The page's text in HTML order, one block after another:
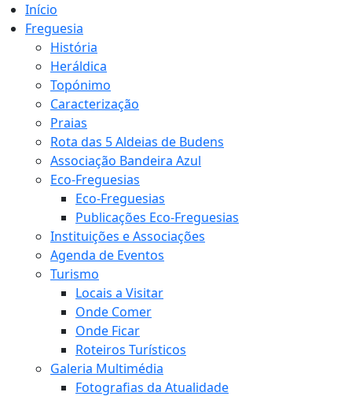
Início
Freguesia
História
Heráldica
Topónimo
Caracterização
Praias
Rota das 5 Aldeias de Budens
Associação Bandeira Azul
Eco-Freguesias
Eco-Freguesias
Publicações Eco-Freguesias
Instituições e Associações
Agenda de Eventos
Turismo
Locais a Visitar
Onde Comer
Onde Ficar
Roteiros Turísticos
Galeria Multimédia
Fotografias da Atualidade